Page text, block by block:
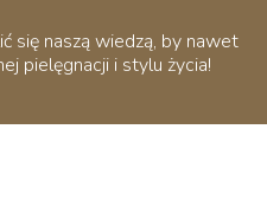
się naszą wiedzą, by nawet
pielęgnacji i stylu życia!